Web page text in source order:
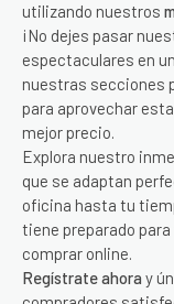
utilizando nuestros
¡No dejes pasar
espectaculares en
nuestras secciones
para aprovechar
mejor precio.
Explora nuestro
que se adaptan
oficina hasta tu
tiene preparado
comprar online.
Regístrate ahora y